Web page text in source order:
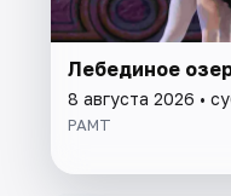
Лебединое
8 августа 2026 •
РАМТ